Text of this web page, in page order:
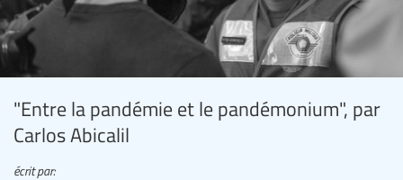
"Entre la pandémie et le pandémonium", par
Carlos Abicalil
écrit par: